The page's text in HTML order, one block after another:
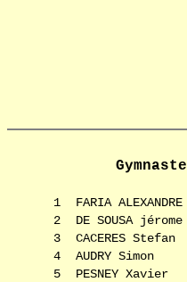
Gymnaste
1 FARIA ALEXANDRE
2
DE SOUSA jérome
3
CACERES Stefan
4
AUDRY Simon
5
PESNEY Xavier